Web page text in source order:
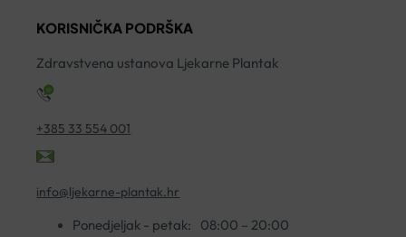
KORISNIČKA PODRŠKA
Zdravstvena ustanova Ljekarne Plantak
+385 33 554 001
info@ljekarne-plantak.hr
Ponedjeljak - petak:
08:00 – 20:00